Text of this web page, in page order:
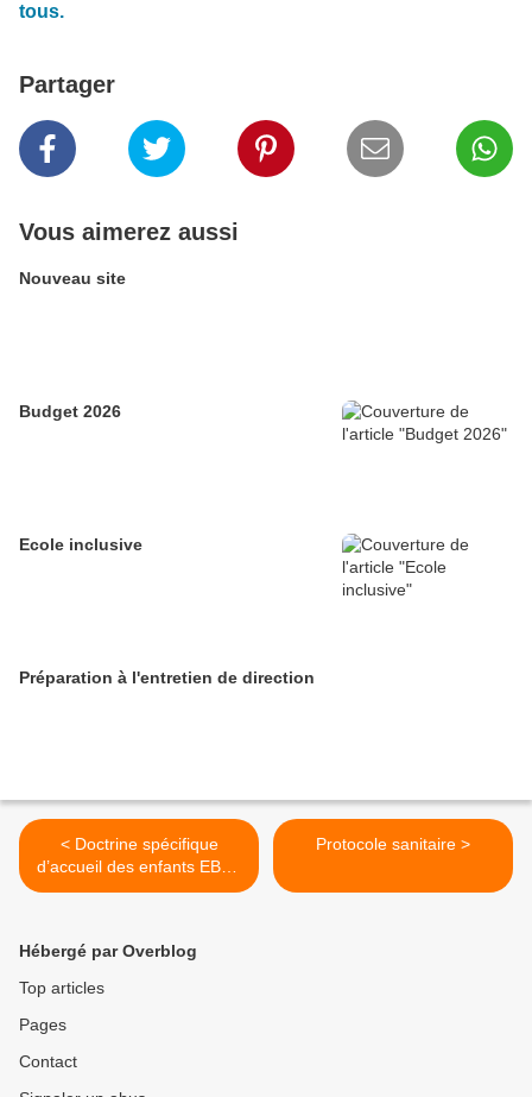
tous.
Partager
Vous aimerez aussi
Nouveau site
Budget 2026
Ecole inclusive
Préparation à l'entretien de direction
< Doctrine spécifique
d’accueil des enfants EBEP
et en situation de handicap
Protocole sanitaire >
Hébergé par Overblog
Top articles
Pages
Contact